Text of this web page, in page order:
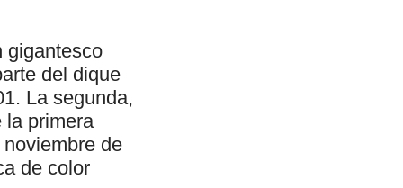
gigantesco
del dique
La segunda,
la primera
de
de color